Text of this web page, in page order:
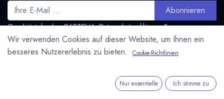
Abonnieren
Geschützt durch reCAPTCHA,Datenschutzerklärung&
Nutzungsbedingungenanwenden.
Folge uns und bleibe mit uns in Kontakt:
Wir verwenden Cookies auf dieser Website, um Ihnen ein
besseres Nutzererlebnis zu bieten.
Cookie-Richtlinien
Nur essentielle Ich stimme zu